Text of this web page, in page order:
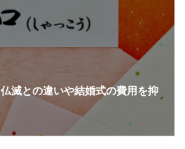
滅との違いや結婚式の費用を抑